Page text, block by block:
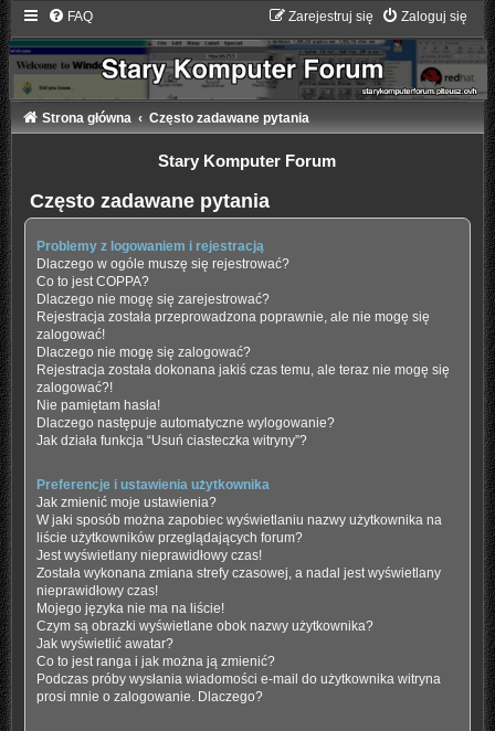
FAQ Zaloguj się
Zarejestruj się
Strona główna Często zadawane pytania
Stary Komputer Forum
Często zadawane pytania
Problemy z logowaniem i rejestracją
Dlaczego w ogóle muszę się rejestrować?
Co to jest COPPA?
Dlaczego nie mogę się zarejestrować?
Rejestracja została przeprowadzona poprawnie, ale nie mogę się
zalogować!
Dlaczego nie mogę się zalogować?
Rejestracja została dokonana jakiś czas temu, ale teraz nie mogę się
zalogować?!
Nie pamiętam hasła!
Dlaczego następuje automatyczne wylogowanie?
Jak działa funkcja “Usuń ciasteczka witryny”?
Preferencje i ustawienia użytkownika
Jak zmienić moje ustawienia?
W jaki sposób można zapobiec wyświetlaniu nazwy użytkownika na
liście użytkowników przeglądających forum?
Jest wyświetlany nieprawidłowy czas!
Została wykonana zmiana strefy czasowej, a nadal jest wyświetlany
nieprawidłowy czas!
Mojego języka nie ma na liście!
Czym są obrazki wyświetlane obok nazwy użytkownika?
Jak wyświetlić awatar?
Co to jest ranga i jak można ją zmienić?
Podczas próby wysłania wiadomości e-mail do użytkownika witryna
prosi mnie o zalogowanie. Dlaczego?